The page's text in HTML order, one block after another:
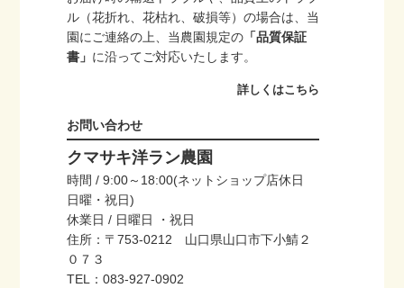
ル（花折れ、花枯れ、破損等）の場合は、当
園にご連絡の上、当農園規定の 「品質保証
書」 に沿ってご対応いたします。
詳しくはこちら
お問い合わせ
クマサキ洋ラン農園
時間 / 9:00～18:00(ネットショップ店休日
日曜・祝日)
休業日 / 日曜日 ・祝日
住所：〒753-0212 山口県山口市下小鯖２
０７３
TEL：083-927-0902